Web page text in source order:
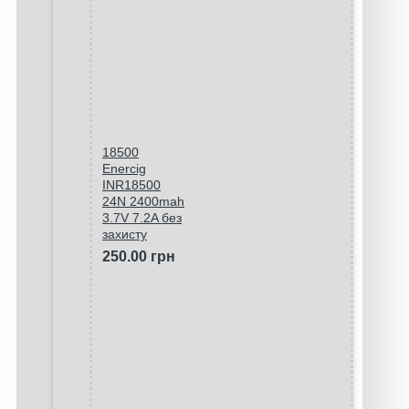
18500
Enercig
INR18500
24N 2400mah
3.7V 7.2A без
захисту
250.00 грн